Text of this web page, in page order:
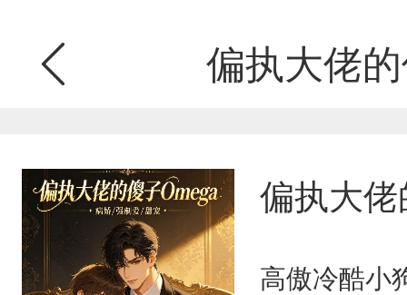
偏执大佬
偏执大
高傲冷酷小